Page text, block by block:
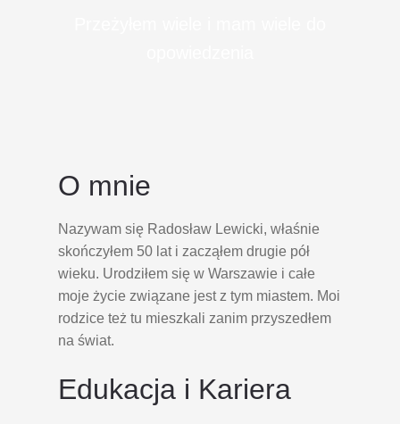
O mnie
Nazywam się Radosław Lewicki, właśnie
skończyłem 50 lat i zacząłem drugie pół
wieku. Urodziłem się w Warszawie i całe
moje życie związane jest z tym miastem. Moi
rodzice też tu mieszkali zanim przyszedłem
na świat.
Edukacja i Kariera